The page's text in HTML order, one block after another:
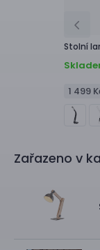
Stolní
1 499
Zařazeno v